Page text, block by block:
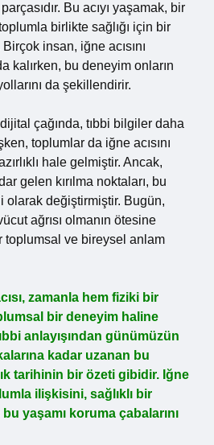
Bu acıyı yaşamak, bir
birlikte sağlığı için bir
Birçok insan, iğne acısını
kalırken, bu deneyim onların
da şekillendirir.
çağında, tıbbi bilgiler daha
toplumlar da iğne acısını
hale gelmiştir. Ancak,
gelen kırılma noktaları, bu
olarak değiştirmiştir. Bugün,
ağrısı olmanın ötesine
toplumsal ve bireysel anlam
zamanla hem fiziki bir
bir deneyim haline
anlayışından günümüzün
kadar uzanan bu
tarihinin bir özeti gibidir. Iğne
ilişkisini, sağlıklı bir
bu yaşamı koruma çabalarını